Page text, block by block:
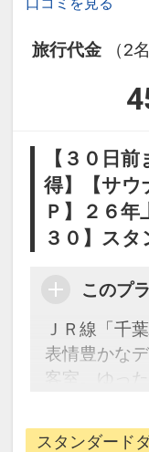
旅行代金
（2
【３０日
得】【サウ
Ｐ】２６
３０】ス
このプ
ＪＲ線「千
表情豊かな
客室。ゆっ
スタンダード